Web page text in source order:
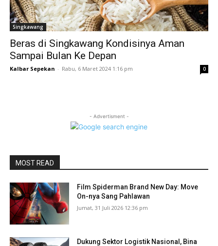
Singkawang
Beras di Singkawang Kondisinya Aman
Sampai Bulan Ke Depan
Kalbar Sepekan - Rabu, 6 Maret 2024 1:16 pm 0
- Advertisment -
MOST READ
Film Spiderman Brand New Day: Move
On-nya Sang Pahlawan
Jumat, 31 Juli 2026 12:36 pm
Dukung Sektor Logistik Nasional, Bina